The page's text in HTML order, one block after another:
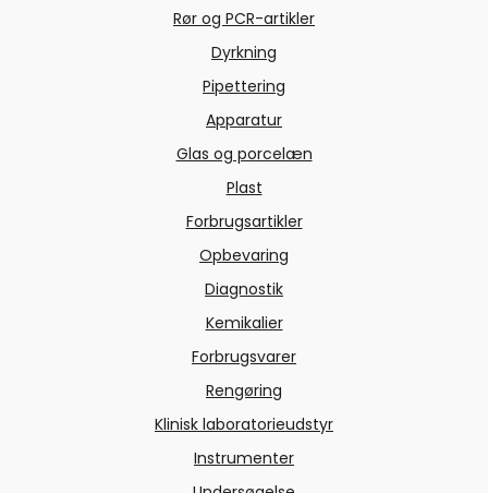
Rør og PCR-artikler
Dyrkning
Pipettering
Apparatur
Glas og porcelæn
Plast
Forbrugsartikler
Opbevaring
Diagnostik
Kemikalier
Forbrugsvarer
Rengøring
Klinisk laboratorieudstyr
Instrumenter